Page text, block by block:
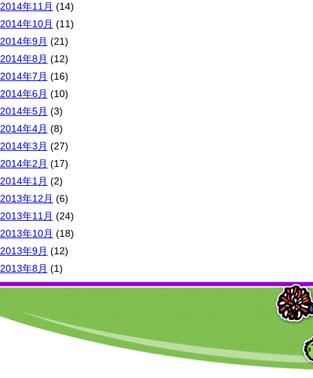
2014年11月 (14)
2014年10月 (11)
2014年9月 (21)
2014年8月 (12)
2014年7月 (16)
2014年6月 (10)
2014年5月 (3)
2014年4月 (8)
2014年3月 (27)
2014年2月 (17)
2014年1月 (2)
2013年12月 (6)
2013年11月 (24)
2013年10月 (18)
2013年9月 (12)
2013年8月 (1)